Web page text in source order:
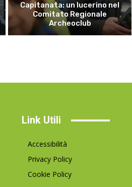
Capitanata: un lucerino nel
Comitato Regionale
Archeoclub
Link Utili
Accessibilità
Privacy Policy
Cookie Policy